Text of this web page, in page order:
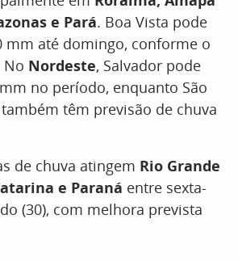
e Pará. Boa Vista pode
mm até domingo, conforme o
No Nordeste, Salvador pode
no período, enquanto São
têm previsão de chuva
de chuva atingem Rio Grande
e Paraná entre sexta-
(30), com melhora prevista